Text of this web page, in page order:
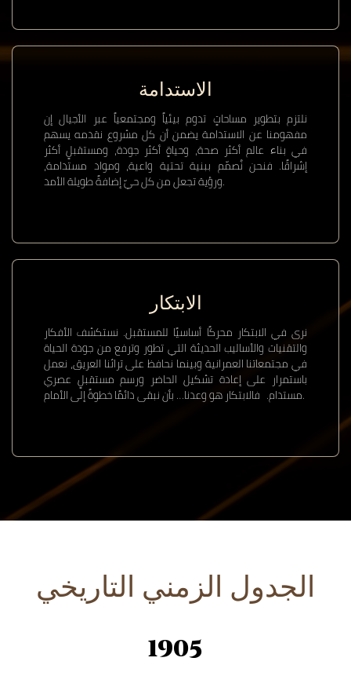
الاستدامة
نلتزم بتطوير مساحاتٍ تدوم بيئياً ومجتمعياً عبر الأجيال إن
مفهومنا عن الاستدامة يضمن أن كل مشروع نقدمه يسهم
في بناء عالم أكثر صحة، وحياةٍ أكثر جودة، ومستقبلٍ أكثر
إشراقًا. فنحن نُصمّم ببنية تحتية واعية، ومواد مستدامة،
ورؤية تجعل من كل حيّ إضافةً طويلة الأمد.
الابتكار
نرى في الابتكار محركًا أساسيًا للمستقبل. نستكشف الأفكار
والتقنيات والأساليب الحديثة التي تطور وترفع من جودة الحياة
في مجتمعاتنا العمرانية وبينما نحافظ على تراثنا العريق، نعمل
باستمرار على إعادة تشكيل الحاضر ورسم مستقبلٍ عصري
مستدام. فالابتكار هو وعدنا… بأن نبقى دائمًا خطوةً إلى الأمام.
الجدول الزمني التاريخي
1905